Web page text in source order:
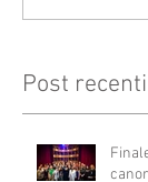
Post recenti